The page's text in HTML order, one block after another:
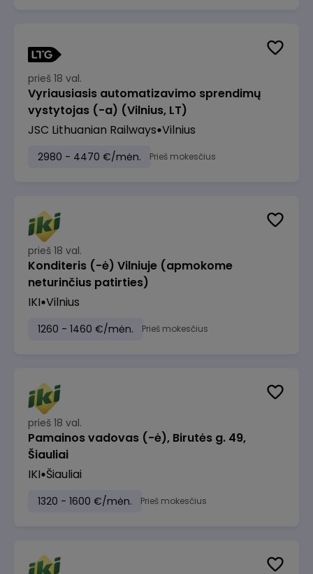
prieš 18 val.
Vyriausiasis automatizavimo sprendimų
vystytojas (-a) (Vilnius, LT)
JSC Lithuanian Railways Vilnius
2980 - 4470 €/mėn. Prieš mokesčius
prieš 18 val.
Konditeris (-ė) Vilniuje (apmokome
neturinčius patirties)
IKI Vilnius
1260 - 1460 €/mėn. Prieš mokesčius
prieš 18 val.
Pamainos vadovas (-ė), Birutės g. 49,
Šiauliai
IKI Šiauliai
1320 - 1600 €/mėn. Prieš mokesčius